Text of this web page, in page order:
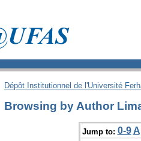
Dépôt Institutionnel de l'Université
Browsing by Author
Jump to: 0-9 A